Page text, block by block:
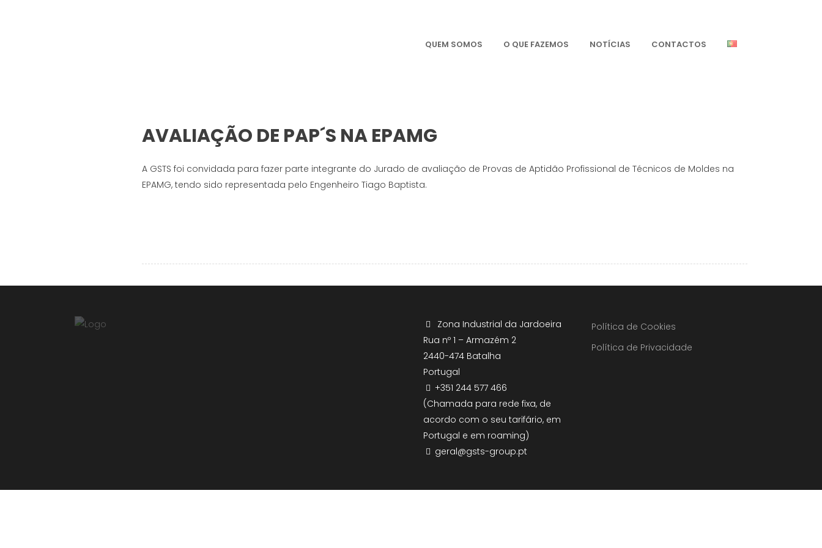
QUEM SOMOS O QUE FAZEMOS NOTÍCIAS CONTACTOS
AVALIAÇÃO DE PAP´S NA EPAMG
A GSTS foi convidada para fazer parte integrante do Jurado de avaliação de Provas de Aptidão Profissional de Técnicos de Moldes na
EPAMG, tendo sido representada pelo Engenheiro Tiago Baptista.
Zona Industrial da Jardoeira
Rua nº 1 – Armazém 2
2440-474 Batalha
Portugal
+351 244 577 466
(Chamada para rede fixa, de
acordo com o seu tarifário, em
Portugal e em roaming)
geral@gsts-group.pt
Política de Cookies
Política de Privacidade